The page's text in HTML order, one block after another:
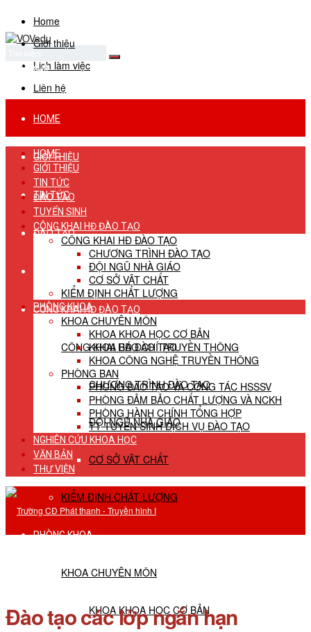
Home
Giới thiệu
Lịch làm việc
Liên hệ
No Result
View All Result
HOME
GIỚI THIỆU
TIN TỨC
ĐÀO TẠO
TUYỂN SINH
CÔNG KHAI HĐ ĐÀO TẠO
CÔNG KHAI HĐ ĐÀO TẠO
CHƯƠNG TRÌNH ĐÀO TẠO
ĐỘI NGŨ NHÀ GIÁO
CƠ SỞ VẬT CHẤT
KIỂM ĐỊNH CHẤT LƯỢNG
PHÒNG KHOA
KHOA CHUYÊN MÔN
KHOA KHOA HỌC CƠ BẢN
HOME
GIỚI THIỆU
TIN TỨC
ĐÀO TẠO
TUYỂN SINH
CÔNG KHAI HĐ ĐÀO TẠO
CÔNG KHAI HĐ ĐÀO TẠO
CHƯƠNG TRÌNH ĐÀO TẠO
ĐỘI NGŨ NHÀ GIÁO
CƠ SỞ VẬT CHẤT
KIỂM ĐỊNH CHẤT LƯỢNG
PHÒNG KHOA
KHOA CHUYÊN MÔN
KHOA KHOA HỌC CƠ BẢN
KHOA BÁO CHÍ TRUYỀN THÔNG
KHOA CÔNG NGHỆ TRUYỀN THÔNG
PHÒNG BAN
PHÒNG ĐÀO TẠO VÀ CÔNG TÁC HSSSV
PHÒNG ĐẢM BẢO CHẤT LƯỢNG VÀ NCKH
PHÒNG HÀNH CHÍNH TỔNG HỢP
TT TUYỂN SINH DỊCH VỤ ĐÀO TẠO
NGHIÊN CỨU KHOA HỌC
VĂN BẢN
THƯ VIỆN
Đào tạo các lớp ngắn hạn